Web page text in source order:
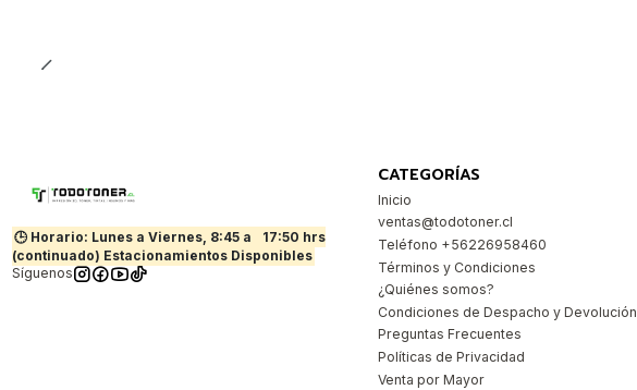
🕒 Horario: Lunes a Viernes, 8:45 a
17:50 hrs
(continuado) Estacionamientos Disponibles
Síguenos
CATEGORÍAS
Inicio
ventas@todotoner.cl
Teléfono +56226958460
Términos y Condiciones
¿Quiénes somos?
Condiciones de Despacho y Devolución
Preguntas Frecuentes
Políticas de Privacidad
Venta por Mayor